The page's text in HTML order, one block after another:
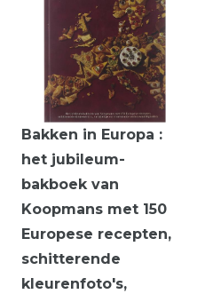
Bakken in Europa :
het jubileum-
bakboek van
Koopmans met 150
Europese recepten,
schitterende
kleurenfoto's,